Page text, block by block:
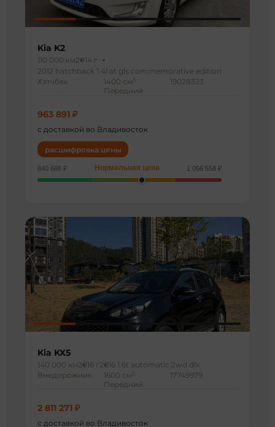
Kia K2
110 000 км2014 г
2012 hatchback 1.4l at gls commemorative edition
Хэтчбек
1400 см 3
Передний
19028323
963 891 ₽
с доставкой во Владивосток
расшифровка цены
840 666 ₽ Нормальная цена 1 056 558 ₽
Kia KX5
140 000 км2016 г 2016 1.6t automatic 2wd dlx
Внедорожник
1600 см 3
Передний
17749979
2 811 271 ₽
с доставкой во Владивосток